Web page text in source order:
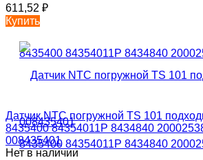
611,52 ₽
Купить
Датчик NTC погружной TS 101
8435400 84354011P 8434840
008435401
Нет в наличии